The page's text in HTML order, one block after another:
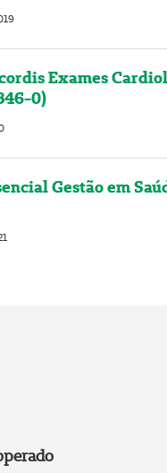
Exames
0)
Gestão em